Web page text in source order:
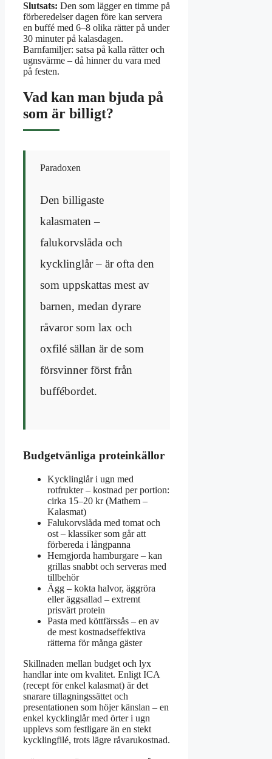
Slutsats: Den som lägger en timme på
förberedelser dagen före kan servera
en buffé med 6–8 olika rätter på under
30 minuter på kalasdagen.
Barnfamiljer: satsa på kalla rätter och
ugnsvärme – då hinner du vara med
på festen.
Vad kan man bjuda på
som är billigt?
Paradoxen
Den billigaste
kalasmaten –
falukorvslåda och
kycklinglår – är ofta den
som uppskattas mest av
barnen, medan dyrare
råvaror som lax och
oxfilé sällan är de som
försvinner först från
buffébordet.
Budgetvänliga proteinkällor
Kycklinglår i ugn med
rotfrukter – kostnad per portion:
cirka 15–20 kr (Mathem –
Kalasmat)
Falukorvslåda med tomat och
ost – klassiker som går att
förbereda i långpanna
Hemgjorda hamburgare – kan
grillas snabbt och serveras med
tillbehör
Ägg – kokta halvor, äggröra
eller äggsallad – extremt
prisvärt protein
Pasta med köttfärssås – en av
de mest kostnadseffektiva
rätterna för många gäster
Skillnaden mellan budget och lyx
handlar inte om kvalitet. Enligt ICA
(recept för enkel kalasmat) är det
snarare tillagningssättet och
presentationen som höjer känslan – en
enkel kycklinglår med örter i ugn
upplevs som festligare än en stekt
kycklingfilé, trots lägre råvarukostnad.